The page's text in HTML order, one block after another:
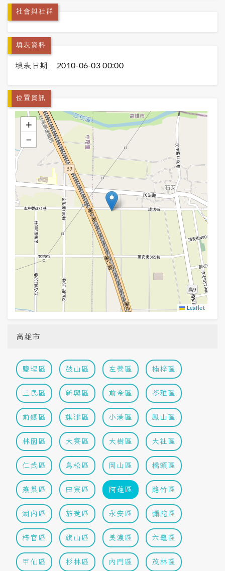
社會與社群
填表資料
填表日期: 2010-06-03 00:00
位置資訊
+
−
Leaflet
高雄市
鹽埕區 鼓山區 左營區 楠梓區
三民區 新興區 前金區 苓雅區
前鎮區 旗津區 小港區 鳳山區
林園區 大寮區 大樹區 大社區
仁武區 鳥松區 岡山區 橋頭區
燕巢區 田寮區 阿蓮區 路竹區
湖內區 茄萣區 永安區 彌陀區
梓官區 旗山區 美濃區 六龜區
甲仙區 杉林區 內門區 茂林區